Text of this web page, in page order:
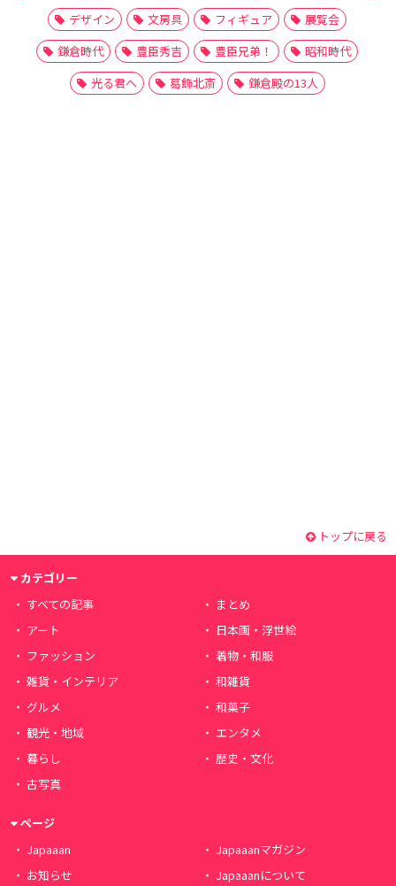
デザイン
文房具 フィギュア
展覧会
鎌倉時代
豊臣秀吉 豊臣兄弟！
昭和時代
光る君へ
葛飾北斎 鎌倉殿の13人
トップに戻る
カテゴリー
すべての記事
まとめ
アート
日本画・浮世絵
ファッション
着物・和服
雑貨・インテリア
和雑貨
グルメ
和菓子
観光・地域
エンタメ
暮らし
歴史・文化
古写真
ページ
Japaaan
Japaaanマガジン
お知らせ
Japaaanについて